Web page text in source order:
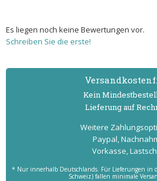
Es liegen noch keine Bewertungen vor.
Schreiben Sie die erste!
Kein
Lieferung auf
Weitere
Paypal,
Vorkasse,
* Nur innerhalb Deutschlands. Für Lieferungen in
Schweiz) fallen minimale